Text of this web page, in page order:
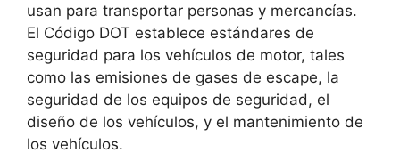
usan para transportar personas y mercancías.
El Código DOT establece estándares de
seguridad para los vehículos de motor, tales
como las emisiones de gases de escape, la
seguridad de los equipos de seguridad, el
diseño de los vehículos, y el mantenimiento de
los vehículos.